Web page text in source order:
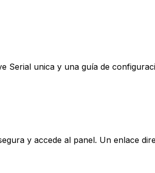
Serial unica y una guía de
y accede al panel. Un enlace